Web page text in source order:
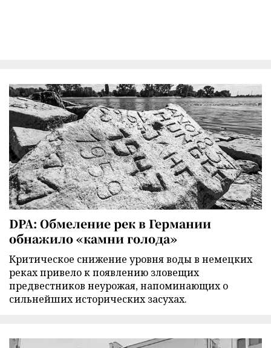
DPA: Обмеление рек в Германии
обнажило «камни голода»
Критическое снижение уровня воды в немецких
реках привело к появлению зловещих
предвестников неурожая, напоминающих о
сильнейших исторических засухах.